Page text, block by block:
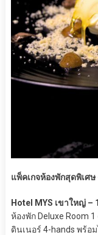
แพ็คเกจห้องพักสุดพิเศ
Hotel MYS เขาใหญ่ –
ห้องพัก Deluxe Room
ดินเนอร์ 4-hands พร้อ